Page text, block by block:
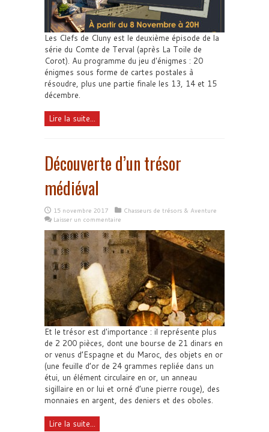
Les Clefs de Cluny est le deuxième épisode de la
série du Comte de Terval (après La Toile de
Corot). Au programme du jeu d'énigmes : 20
énigmes sous forme de cartes postales à
résoudre, plus une partie finale les 13, 14 et 15
décembre.
Lire la suite...
Découverte d’un trésor
médiéval
15 novembre 2017
Chasseurs de trésors & Aventure
Laisser un commentaire
Et le trésor est d'importance : il représente plus
de 2 200 pièces, dont une bourse de 21 dinars en
or venus d’Espagne et du Maroc, des objets en or
(une feuille d’or de 24 grammes repliée dans un
étui, un élément circulaire en or, un anneau
sigillaire en or lui et orné d’une pierre rouge), des
monnaies en argent, des deniers et des oboles.
Lire la suite...